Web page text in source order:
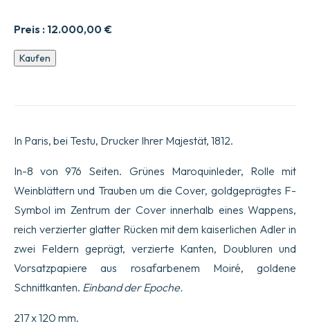
Preis : 12.000,00 €
Almanach
Impe9rial.
Kaufen
In Paris, bei Testu, Drucker Ihrer Majestät, 1812.
In-8 von 976 Seiten. Grünes Maroquinleder, Rolle mit
Weinblättern und Trauben um die Cover, goldgeprägtes F-
Symbol im Zentrum der Cover innerhalb eines Wappens,
reich verzierter glatter Rücken mit dem kaiserlichen Adler in
zwei Feldern geprägt, verzierte Kanten, Doubluren und
Vorsatzpapiere aus rosafarbenem Moiré, goldene
Schnittkanten. Einband der Epoche.
217 x 120 mm.